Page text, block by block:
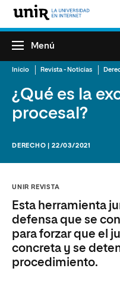
Menú
Inicio Revista - Noticias
¿Qué es la
procesal?
DERECHO | 22/03/2021
UNIR REVISTA
Esta herramienta
defensa que se
para forzar que el
concreta y se
procedimiento.